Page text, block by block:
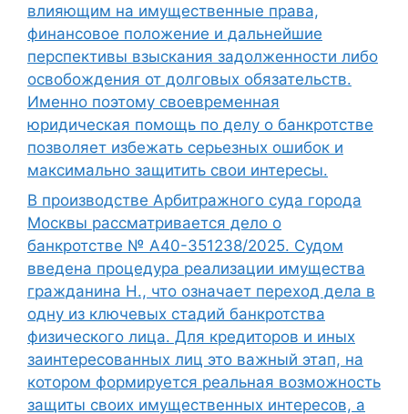
влияющим на имущественные права,
финансовое положение и дальнейшие
перспективы взыскания задолженности либо
освобождения от долговых обязательств.
Именно поэтому своевременная
юридическая помощь по делу о банкротстве
позволяет избежать серьезных ошибок и
максимально защитить свои интересы.
В производстве Арбитражного суда города
Москвы рассматривается дело о
банкротстве № А40-351238/2025. Судом
введена процедура реализации имущества
гражданина Н., что означает переход дела в
одну из ключевых стадий банкротства
физического лица. Для кредиторов и иных
заинтересованных лиц это важный этап, на
котором формируется реальная возможность
защиты своих имущественных интересов, а